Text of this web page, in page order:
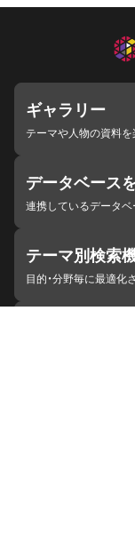
ギャラリー
テーマや人物の資料を
データベース
連携しているデータ
テーマ別検索
目的・分野毎に最適化